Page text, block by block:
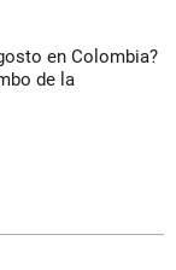
en Colombia?
de la